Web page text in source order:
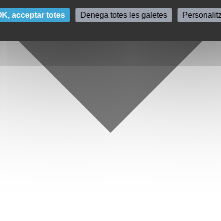
acceptar totes Denega totes les galetes